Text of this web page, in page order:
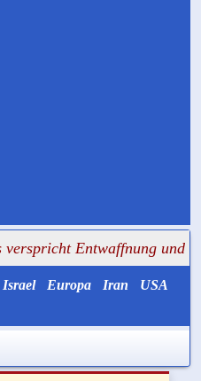
und ruft
Israel Europa Iran
USA